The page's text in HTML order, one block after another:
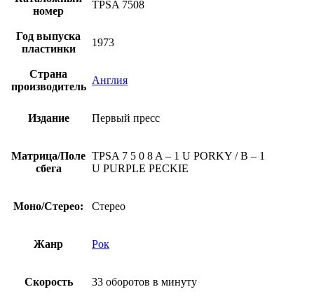
Великобритания,
первый
номер
TPSA 7508
Год выпуска
пластинки
1973
Страна
производитель
Англия
Издание Первый пресс
Матрица/Поле
сбега
TPSA 7 5 0 8 A – 1 U PORKY / B – 1
U PURPLE PECKIE
Моно/Стерео: Стерео
Жанр Рок
Скорость 33 оборотов в минуту